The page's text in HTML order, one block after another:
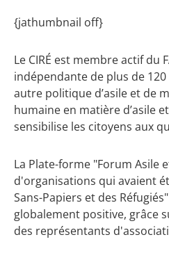
{jathumbnail off}
Le CIRÉ est membre actif
indépendante de plus de
autre politique d’asile et de
humaine en matière d’asile
sensibilise les citoyens aux
La Plate-forme "Forum Asile
d'organisations qui avaient
Sans-Papiers et des
globalement positive, grâce
des représentants